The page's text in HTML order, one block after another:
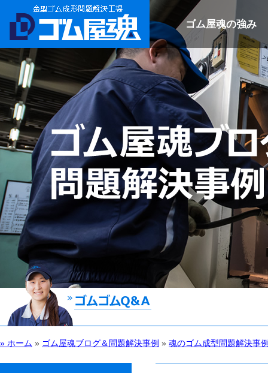
ゴム屋魂の強み
» ホーム » ゴム屋魂ブログ＆問題解決事例 » 魂のゴム成型問題解決事